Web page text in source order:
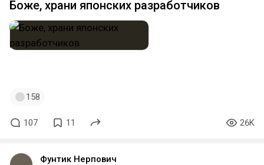
Боже, храни японских разработчиков
158
107 11 26K
Фунтик Нерпович